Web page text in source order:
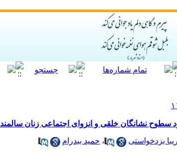
سطوح نشانگان خلقی و انزوای اجتماعی زنان سالمند
بزدخواستی ، حمید بیدرام